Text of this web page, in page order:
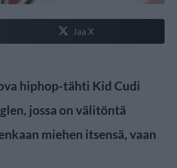
Jaa X
hiphop-tähti Kid Cudi
jossa on välitöntä
miehen itsensä, vaan